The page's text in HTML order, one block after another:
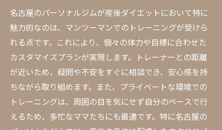
名古屋のパーソナルジムが産後ダイエットにおいて特に
魅力的なのは、マンツーマンでのトレーニングが受けら
れる点です。これにより、個々の体力や目標に合わせた
カスタマイズプランが実現します。トレーナーとの距離
が近いため、疑問や不安をすぐに相談でき、安心感を持
ちながら取り組めます。また、プライベートな環境での
トレーニングは、周囲の目を気にせず自分のペースで行
えるため、多忙なママたちにも最適です。特に名古屋の